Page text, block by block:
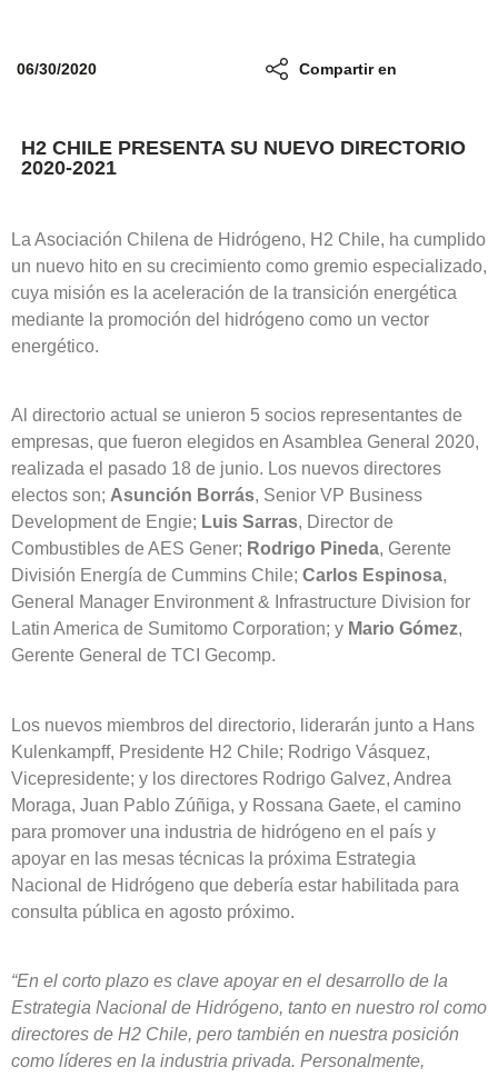
06/30/2020 Compartir en
H2 CHILE PRESENTA SU NUEVO DIRECTORIO
2020-2021
La Asociación Chilena de Hidrógeno, H2 Chile, ha cumplido
un nuevo hito en su crecimiento como gremio especializado,
cuya misión es la aceleración de la transición energética
mediante la promoción del hidrógeno como un vector
energético.
Al directorio actual se unieron 5 socios representantes de
empresas, que fueron elegidos en Asamblea General 2020,
realizada el pasado 18 de junio. Los nuevos directores
electos son; Asunción Borrás, Senior VP Business
Development de Engie; Luis Sarras, Director de
Combustibles de AES Gener; Rodrigo Pineda, Gerente
División Energía de Cummins Chile; Carlos Espinosa,
General Manager Environment & Infrastructure Division for
Latin America de Sumitomo Corporation; y Mario Gómez,
Gerente General de TCI Gecomp.
Los nuevos miembros del directorio, liderarán junto a Hans
Kulenkampff, Presidente H2 Chile; Rodrigo Vásquez,
Vicepresidente; y los directores Rodrigo Galvez, Andrea
Moraga, Juan Pablo Zúñiga, y Rossana Gaete, el camino
para promover una industria de hidrógeno en el país y
apoyar en las mesas técnicas la próxima Estrategia
Nacional de Hidrógeno que debería estar habilitada para
consulta pública en agosto próximo.
“En el corto plazo es clave apoyar en el desarrollo de la
Estrategia Nacional de Hidrógeno, tanto en nuestro rol como
directores de H2 Chile, pero también en nuestra posición
como líderes en la industria privada. Personalmente,